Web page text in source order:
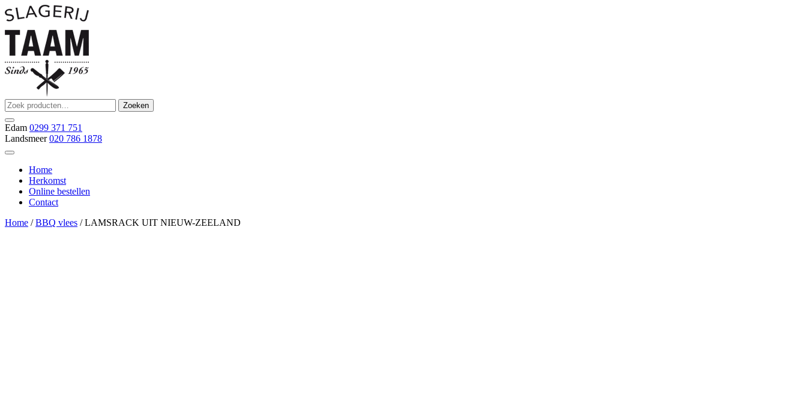
Ga
naar
de
inhoud
Slagerij Taam
slager
Zoeken
naar:
Zoeken
Edam 0299 371 751
Landsmeer 020 786 1878
Home
Herkomst
Online bestellen
Contact
Home /BBQ vlees / LAMSRACK UIT NIEUW-ZEELAND